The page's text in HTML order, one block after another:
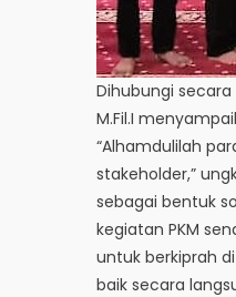
Dihubungi secara
M.Fil.I
“Alhamdulilah
stakeholder,”
sebagai bentuk
kegiatan PKM
untuk berkiprah
baik secara